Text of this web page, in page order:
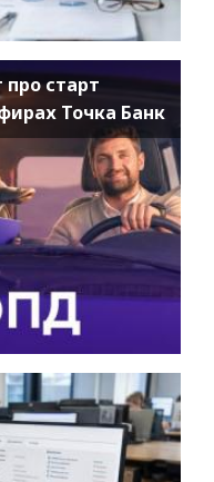
старт
Точка Банк